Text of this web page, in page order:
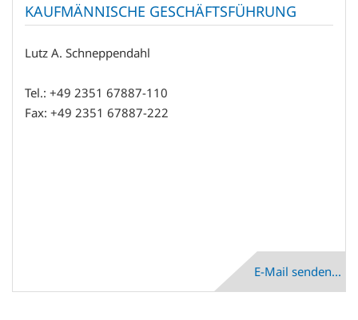
KAUFMÄNNISCHE GESCHÄFTSFÜHRUNG
Lutz A. Schneppendahl
Tel.: +49 2351 67887-110
Fax: +49 2351 67887-222
E-Mail senden...